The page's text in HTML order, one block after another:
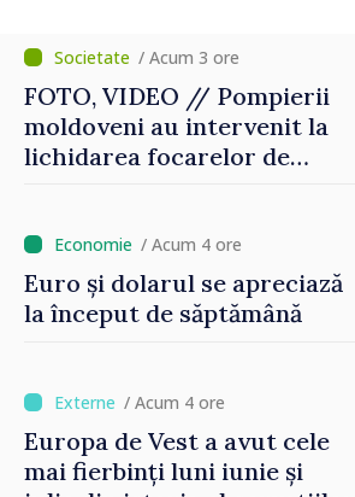
/ Acum 3 ore
FOTO, VIDEO // Pompierii
moldoveni au intervenit la
lichidarea focarelor de
durat cinci ore
/ Acum 4 ore
Euro și dolarul se apreciază
la început de săptămână
/ Acum 4 ore
Europa de Vest a avut cele
mai fierbinți luni iunie și